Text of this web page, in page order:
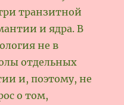
транзитной
и ядра. В
не в
отдельных
и, поэтому, не
о том,